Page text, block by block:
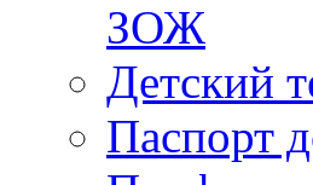
ЗОЖ
Детский
Паспорт